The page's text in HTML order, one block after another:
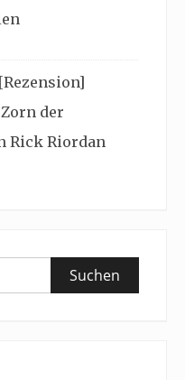
[Rezension]
der
Rick Riordan